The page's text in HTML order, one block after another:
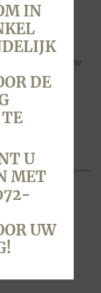
Oud & Nieuw
IN
DE
U
MET
UW